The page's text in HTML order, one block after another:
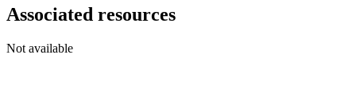
Associated resources
Not available